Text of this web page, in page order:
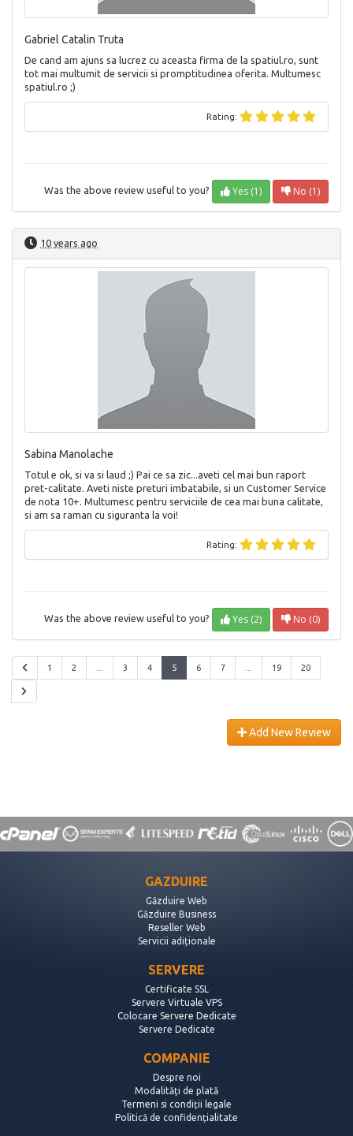
Gabriel Catalin Truta
De cand am ajuns sa lucrez cu aceasta firma de la spatiul.ro, sunt
tot mai multumit de servicii si promptitudinea oferita. Multumesc
spatiul.ro ;)
Rating:
Was the above review useful to you? Yes (1) No (1)
10 years ago
Sabina Manolache
Totul e ok, si va si laud ;) Pai ce sa zic...aveti cel mai bun raport
pret-calitate. Aveti niste preturi imbatabile, si un Customer Service
de nota 10+. Multumesc pentru serviciile de cea mai buna calitate,
si am sa raman cu siguranta la voi!
Rating:
Was the above review useful to you? Yes (2) No (0)
1 2 3 4 5 6 7 19 20
Add New Review
GAZDUIRE
Găzduire Web
Găzduire Business
Reseller Web
Servicii adiționale
SERVERE
Certificate SSL
Servere Virtuale VPS
Colocare Servere Dedicate
Servere Dedicate
COMPANIE
Despre noi
Modalități de plată
Termeni si condiții legale
Politică de confidențialitate